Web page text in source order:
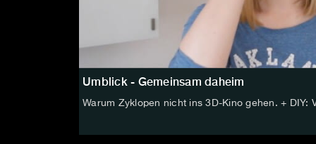
Umblick - Gemeinsam daheim
Warum Zyklopen nicht ins 3D-Kino gehen. + DIY: